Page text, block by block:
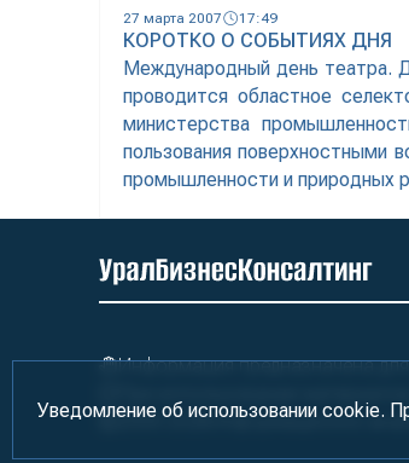
27 марта 2007 17:49
КОРОТКО О СОБЫТИЯХ ДНЯ
Международный день театра.
проводится областное
министерства
пользования поверхностными
промышленности и природных
Информация предназначена
2000-2026Информационно-
Уведомление об использовании cookie.